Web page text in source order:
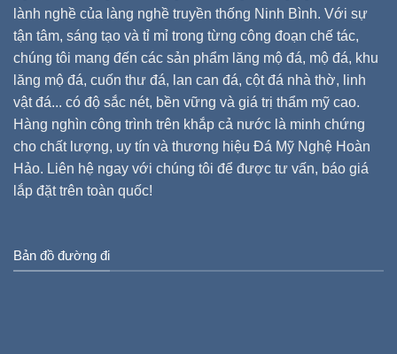
lành nghề của làng nghề truyền thống Ninh Bình. Với sự
tận tâm, sáng tạo và tỉ mỉ trong từng công đoạn chế tác,
chúng tôi mang đến các sản phẩm lăng mộ đá, mộ đá, khu
lăng mộ đá, cuốn thư đá, lan can đá, cột đá nhà thờ, linh
vật đá... có độ sắc nét, bền vững và giá trị thẩm mỹ cao.
Hàng nghìn công trình trên khắp cả nước là minh chứng
cho chất lượng, uy tín và thương hiệu Đá Mỹ Nghệ Hoàn
Hảo. Liên hệ ngay với chúng tôi để được tư vấn, báo giá
lắp đặt trên toàn quốc!
Bản đồ đường đi